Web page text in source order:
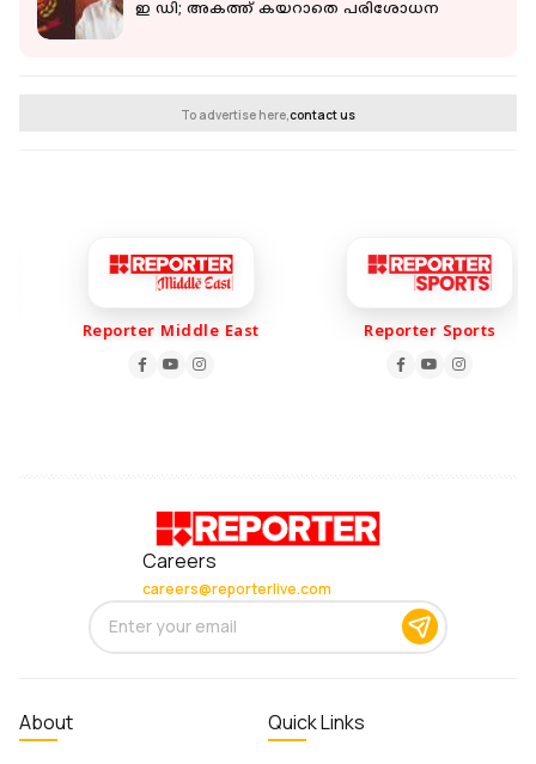
ഇ ഡി; അകത്ത് കയറാതെ പരിശോധന
To advertise here,contact us
Reporter Middle East Reporter Sports
Careers
careers@reporterlive.com
About Quick Links